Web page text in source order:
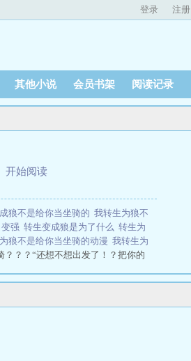
登录 注册
其他小说 会员书架 阅读记录
开始阅读
狼不是给你当坐骑的 我转生为狼不
强 转生变成狼是为了什么 转生为
狼不是给你当坐骑的动漫 我转生为
？？“还想不想出发了！？把你的
”片...